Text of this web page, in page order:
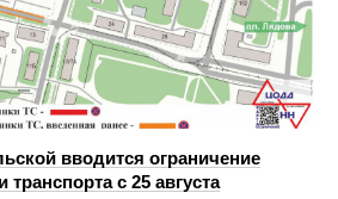
вводится ограничение
транспорта с 25 августа